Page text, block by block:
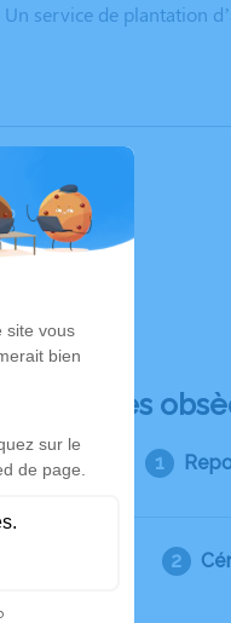
Un service de plantation
Déroulé des